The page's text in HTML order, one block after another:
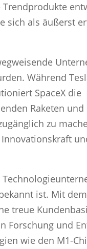
sich als äußerst
Während
SpaceX die
Raketen und
zu
ist. Mit
treue
Forschung und
wie den M1-